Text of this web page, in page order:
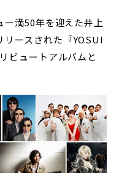
ー満50年を迎えた井上
リースされた『YOSUI
ビュートアルバムと